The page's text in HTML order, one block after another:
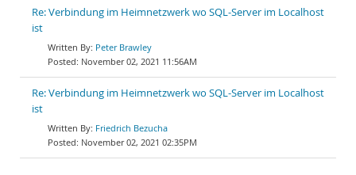
Re: Verbindung im Heimnetzwerk wo SQL-Server im Localhost
ist
Peter Brawley
November 02, 2021 11:56AM
Re: Verbindung im Heimnetzwerk wo SQL-Server im Localhost
ist
Friedrich Bezucha
November 02, 2021 02:35PM